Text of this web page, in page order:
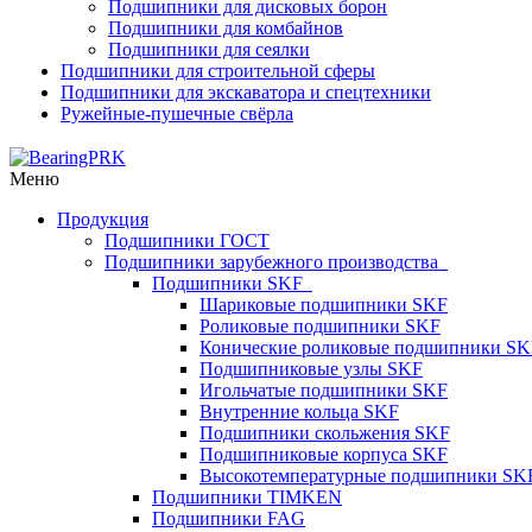
Подшипники для дисковых борон
Подшипники для комбайнов
Подшипники для сеялки
Подшипники для строительной сферы
Подшипники для экскаватора и спецтехники
Ружейные-пушечные свёрла
Меню
Продукция
Подшипники ГОСТ
Подшипники зарубежного производства
Подшипники SKF
Шариковые подшипники SKF
Роликовые подшипники SKF
Конические роликовые подшипники
Подшипниковые узлы SKF
Игольчатые подшипники SKF
Внутренние кольца SKF
Подшипники скольжения SKF
Подшипниковые корпуса SKF
Высокотемпературные подшипники
Подшипники TIMKEN
Подшипники FAG